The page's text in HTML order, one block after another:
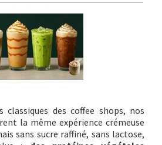
classiques des coffee shops, nos
la même expérience crémeuse
sans sucre raffiné, sans lactose,